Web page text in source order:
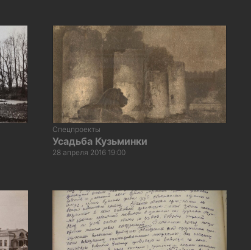
Спецпроекты
Усадьба Кузьминки
28 апреля 2016 19:00